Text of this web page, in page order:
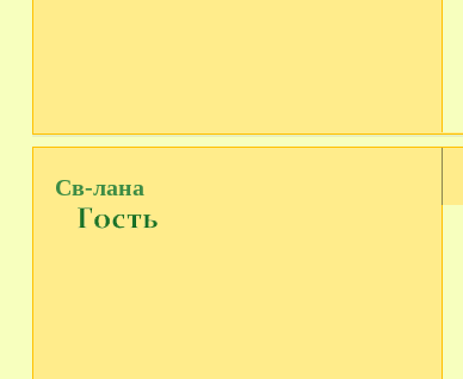
Св-лана